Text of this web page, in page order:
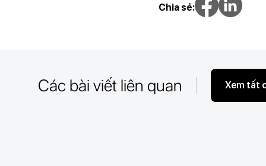
Chia sẻ:
Các bài viết liên quan Xem tất